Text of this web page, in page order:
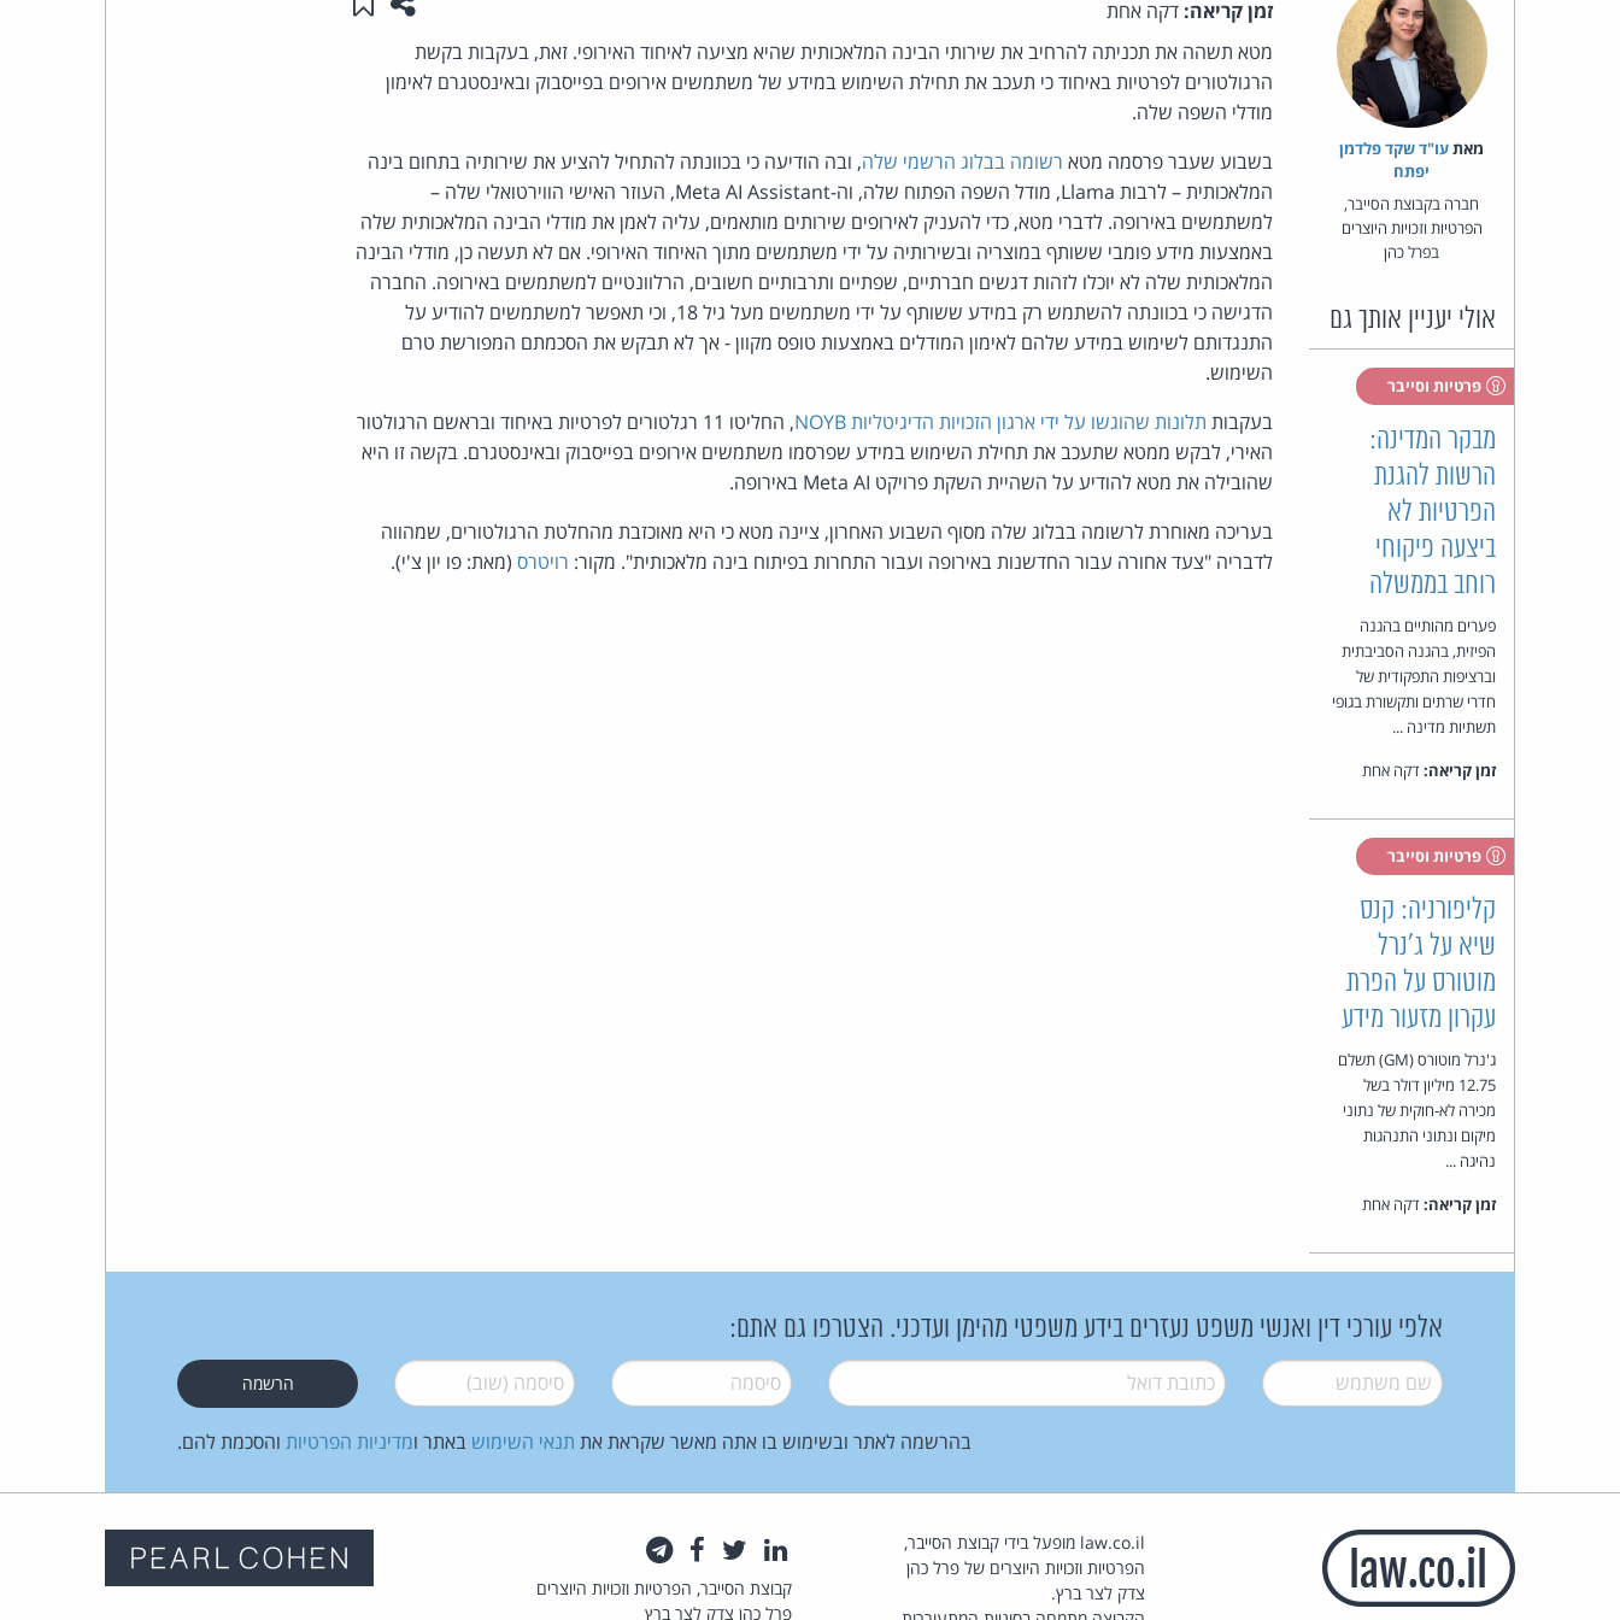
מאת‏עו"ד שקד פלדמן
יפתח
חברה בקבוצת הסייבר,
הפרטיות וזכויות היוצרים
בפרל כהן
אולי יעניין אותך גם
פרטיות וסייבר
מבקר המדינה:
הרשות להגנת
הפרטיות לא
ביצעה פיקוחי
רוחב בממשלה
פערים מהותיים בהגנה
הפיזית, בהגנה הסביבתית
וברציפות התפקודית של
חדרי שרתים ותקשורת בגופי
תשתיות מדינה ...
זמן קריאה:דקה אחת
פרטיות וסייבר
קליפורניה: קנס
שיא על ג'נרל
מוטורס על הפרת
עקרון מזעור מידע
ג'נרל מוטורס (GM) תשלם
12.75 מיליון דולר בשל
מכירה לא-חוקית של נתוני
מיקום ונתוני התנהגות
נהיגה ...
זמן קריאה:דקה אחת
זמן קריאה: דקה אחת
מטא תשהה את תכניתה להרחיב את שירותי הבינה המלאכותית שהיא מציעה לאיחוד האירופי. זאת, בעקבות בקשת
הרגולטורים לפרטיות באיחוד כי תעכב את תחילת השימוש במידע של משתמשים אירופים בפייסבוק ובאינסטגרם לאימון
מודלי השפה שלה.
בשבוע שעבר פרסמה מטא רשומה בבלוג הרשמי שלה, ובה הודיעה כי בכוונתה להתחיל להציע את שירותיה בתחום בינה
המלאכותית – לרבות Llama, מודל השפה הפתוח שלה, וה-Meta AI Assistant, העוזר האישי הווירטואלי שלה –
למשתמשים באירופה. לדברי מטא, כדי להעניק לאירופים שירותים מותאמים, עליה לאמן את מודלי הבינה המלאכותית שלה
באמצעות מידע פומבי ששותף במוצריה ובשירותיה על ידי משתמשים מתוך האיחוד האירופי. אם לא תעשה כן, מודלי הבינה
המלאכותית שלה לא יוכלו לזהות דגשים חברתיים, שפתיים ותרבותיים חשובים, הרלוונטיים למשתמשים באירופה. החברה
הדגישה כי בכוונתה להשתמש רק במידע ששותף על ידי משתמשים מעל גיל 18, וכי תאפשר למשתמשים להודיע על
התנגדותם לשימוש במידע שלהם לאימון המודלים באמצעות טופס מקוון - אך לא תבקש את הסכמתם המפורשת טרם
השימוש.
בעקבות תלונות שהוגשו על ידי ארגון הזכויות הדיגיטליות NOYB
, החליטו 11 רגלטורים לפרטיות באיחוד ובראשם הרגולטור
האירי, לבקש ממטא שתעכב את תחילת השימוש במידע שפרסמו משתמשים אירופים בפייסבוק ובאינסטגרם. בקשה זו היא
שהובילה את מטא להודיע על השהיית השקת פרויקט Meta AI באירופה.
בעריכה מאוחרת לרשומה בבלוג שלה מסוף השבוע האחרון, ציינה מטא כי היא מאוכזבת מהחלטת הרגולטורים, שמהווה
לדבריה "צעד אחורה עבור החדשנות באירופה ועבור התחרות בפיתוח בינה מלאכותית". מקור: רויטרס(מאת: פו יון צ'י).
אלפי עורכי דין ואנשי משפט נעזרים בידע משפטי מהימן ועדכני. הצטרפו גם אתם:
שם משתמש* דואל* סיסמה* סיסמה (שוב)*
בהרשמה לאתר ובשימוש בו אתה מאשר שקראת את תנאי השימוש באתר ומדיניות הפרטיות והסכמת להם.
law.co.il מופעל בידי קבוצת הסייבר,
הפרטיות וזכויות היוצרים של פרל כהן
צדק לצר ברץ.
לינקדאין
טוויטרפייסבוק
קבוצת הסייבר, הפרטיות וזכויות היוצרים
פרל כהן צדק לצר ברץ